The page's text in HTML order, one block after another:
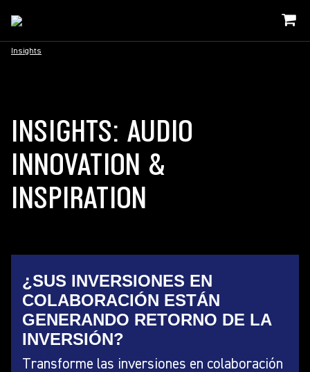
Insights
INSIGHTS: AUDIO
INNOVATION &
INSPIRATION
¿SUS INVERSIONES EN
COLABORACIÓN ESTÁN
GENERANDO RETORNO DE LA
INVERSIÓN?
Transforme las inversiones en colaboración